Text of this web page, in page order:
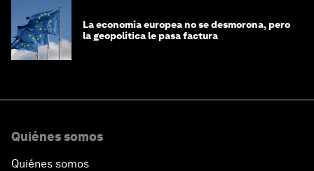
La economía europea no se desmorona, pero
la geopolítica le pasa factura
Quiénes somos
Quiénes somos